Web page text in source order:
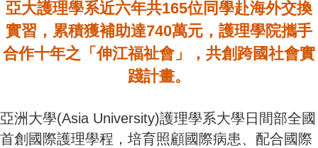
亞大護理學系近六年共165位同學赴海外交換
實習，累積獲補助達740萬元，護理學院攜手
合作十年之「伸江福祉會」，共創跨國社會實
踐計畫。
亞洲大學(Asia University)護理學系大學日間部全國
首創國際護理學程，培育照顧國際病患、配合國際